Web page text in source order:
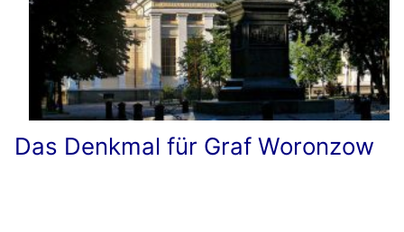
Das Denkmal für Graf Woronzow